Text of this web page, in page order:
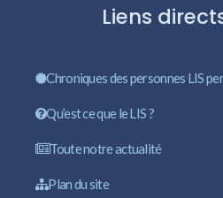
Liens
Chroniques des personnes LIS
Qu’est ce que le LIS ?
Toute notre actualité
Plan du site